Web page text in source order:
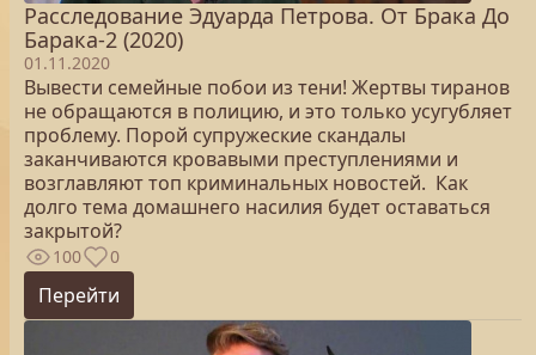
Расследование Эдуарда Петрова. От Брака До
Барака-2 (2020)
01.11.2020
Вывести семейные побои из тени! Жертвы тиранов
не обращаются в полицию, и это только усугубляет
проблему. Порой супружеские скандалы
заканчиваются кровавыми преступлениями и
возглавляют топ криминальных новостей. Как
долго тема домашнего насилия будет оставаться
закрытой?
100 0
Перейти